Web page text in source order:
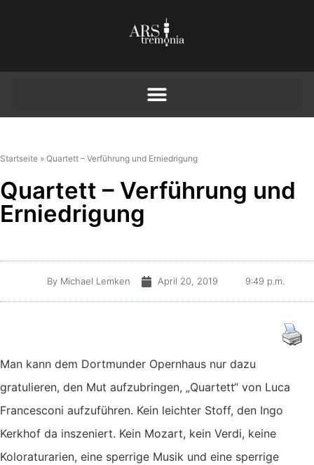
Startseite » Quartett – Verführung und Erniedrigung
Quartett – Verführung und
Erniedrigung
ByMichael Lemken April 20, 2019 9:49 p.m.
Man kann dem Dortmunder Opernhaus nur dazu
gratulieren, den Mut aufzubringen, „Quartett“ von Luca
Francesconi aufzuführen. Kein leichter Stoff, den Ingo
Kerkhof da inszeniert. Kein Mozart, kein Verdi, keine
Koloraturarien, eine sperrige Musik und eine sperrige